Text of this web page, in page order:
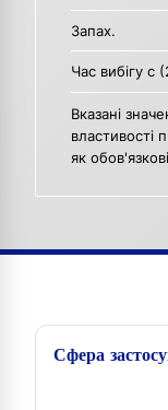
Запах.
Час вибігу с
Вказані
властивості
як
Сфера